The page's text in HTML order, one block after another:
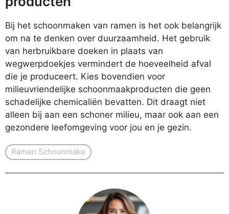
Bij het schoonmaken van ramen is het ook belangrijk
om na te denken over duurzaamheid. Het gebruik
van herbruikbare doeken in plaats van
wegwerpdoekjes vermindert de hoeveelheid afval
die je produceert. Kies bovendien voor
milieuvriendelijke schoonmaakproducten die geen
schadelijke chemicaliën bevatten. Dit draagt niet
alleen bij aan een schoner milieu, maar ook aan een
gezondere leefomgeving voor jou en je gezin.
Ramen Schoonmake